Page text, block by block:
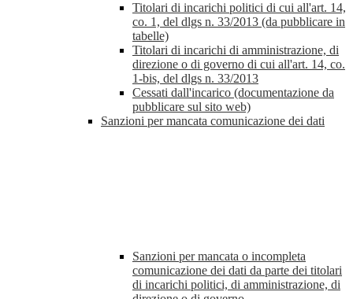
Titolari di incarichi politici di cui all'art. 14,
co. 1, del dlgs n. 33/2013 (da pubblicare in
tabelle)
Titolari di incarichi di amministrazione, di
direzione o di governo di cui all'art. 14, co.
1-bis, del dlgs n. 33/2013
Cessati dall'incarico (documentazione da
pubblicare sul sito web)
Sanzioni per mancata comunicazione dei dati
Sanzioni per mancata o incompleta
comunicazione dei dati da parte dei titolari
di incarichi politici, di amministrazione, di